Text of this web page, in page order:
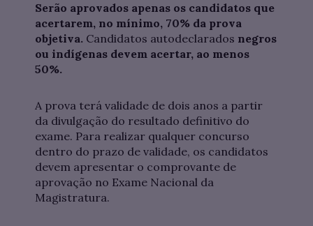
Serão aprovados apenas os candidatos que
acertarem, no mínimo, 70% da prova
objetiva. Candidatos autodeclarados negros
ou indígenas devem acertar, ao menos
50%.
A prova terá validade de dois anos a partir
da divulgação do resultado definitivo do
exame. Para realizar qualquer concurso
dentro do prazo de validade, os candidatos
devem apresentar o comprovante de
aprovação no Exame Nacional da
Magistratura.